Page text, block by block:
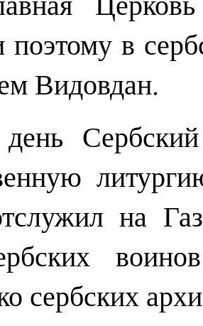
поэтому в
Видовдан.
на
сербских